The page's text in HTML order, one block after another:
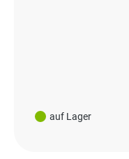
auf Lager